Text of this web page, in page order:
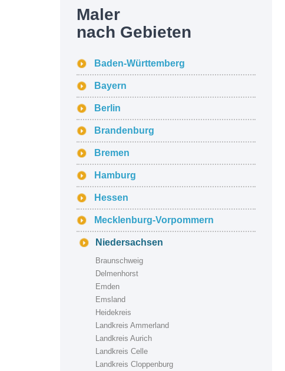
Maler
nach Gebieten
Baden-Württemberg
Bayern
Berlin
Brandenburg
Bremen
Hamburg
Hessen
Mecklenburg-Vorpommern
Niedersachsen
Braunschweig
Delmenhorst
Emden
Emsland
Heidekreis
Landkreis Ammerland
Landkreis Aurich
Landkreis Celle
Landkreis Cloppenburg